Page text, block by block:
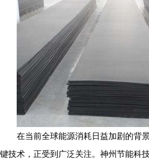
在当前全球能源消耗日益加剧的背
键技术，正受到广泛关注。神州节能科